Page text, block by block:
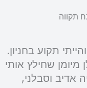
תקווה
תקוע בחניון.
מיומן שחילץ אותי
אדיב וסבלני,